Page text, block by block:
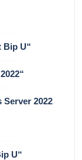
Bip U“
2022
U“